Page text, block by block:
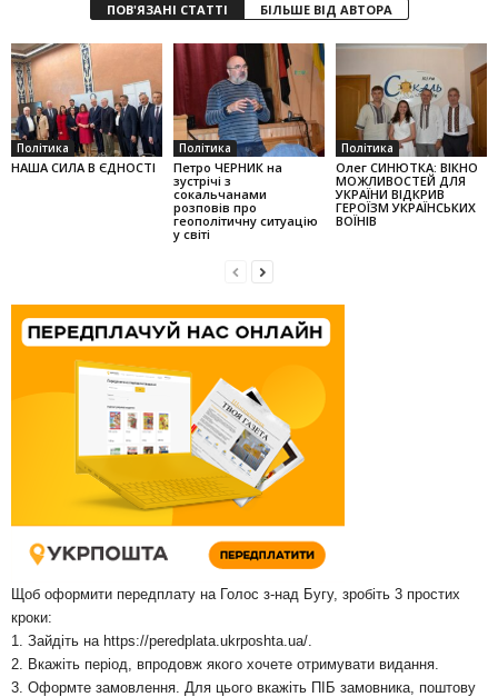
ПОВ'ЯЗАНІ СТАТТІ БІЛЬШЕ ВІД АВТОРА
Політика
НАША СИЛА В ЄДНОСТІ
Політика
Петро ЧЕРНИК на
зустрічі з
сокальчанами
розповів про
геополітичну ситуацію
у світі
Політика
Олег СИНЮТКА: ВІКНО
МОЖЛИВОСТЕЙ ДЛЯ
УКРАЇНИ ВІДКРИВ
ГЕРОЇЗМ УКРАЇНСЬКИХ
ВОЇНІВ
Щоб оформити передплату на Голос з-над Бугу, зробіть 3 простих
кроки:
1. Зайдіть на https://peredplata.ukrposhta.ua/
2. Вкажіть період, впродовж якого хочете отримувати видання.
3. Оформте замовлення. Для цього вкажіть ПІБ замовника, поштову